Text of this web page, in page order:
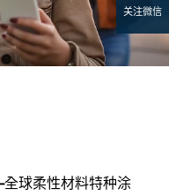
关注微信
全球柔性材料特种涂